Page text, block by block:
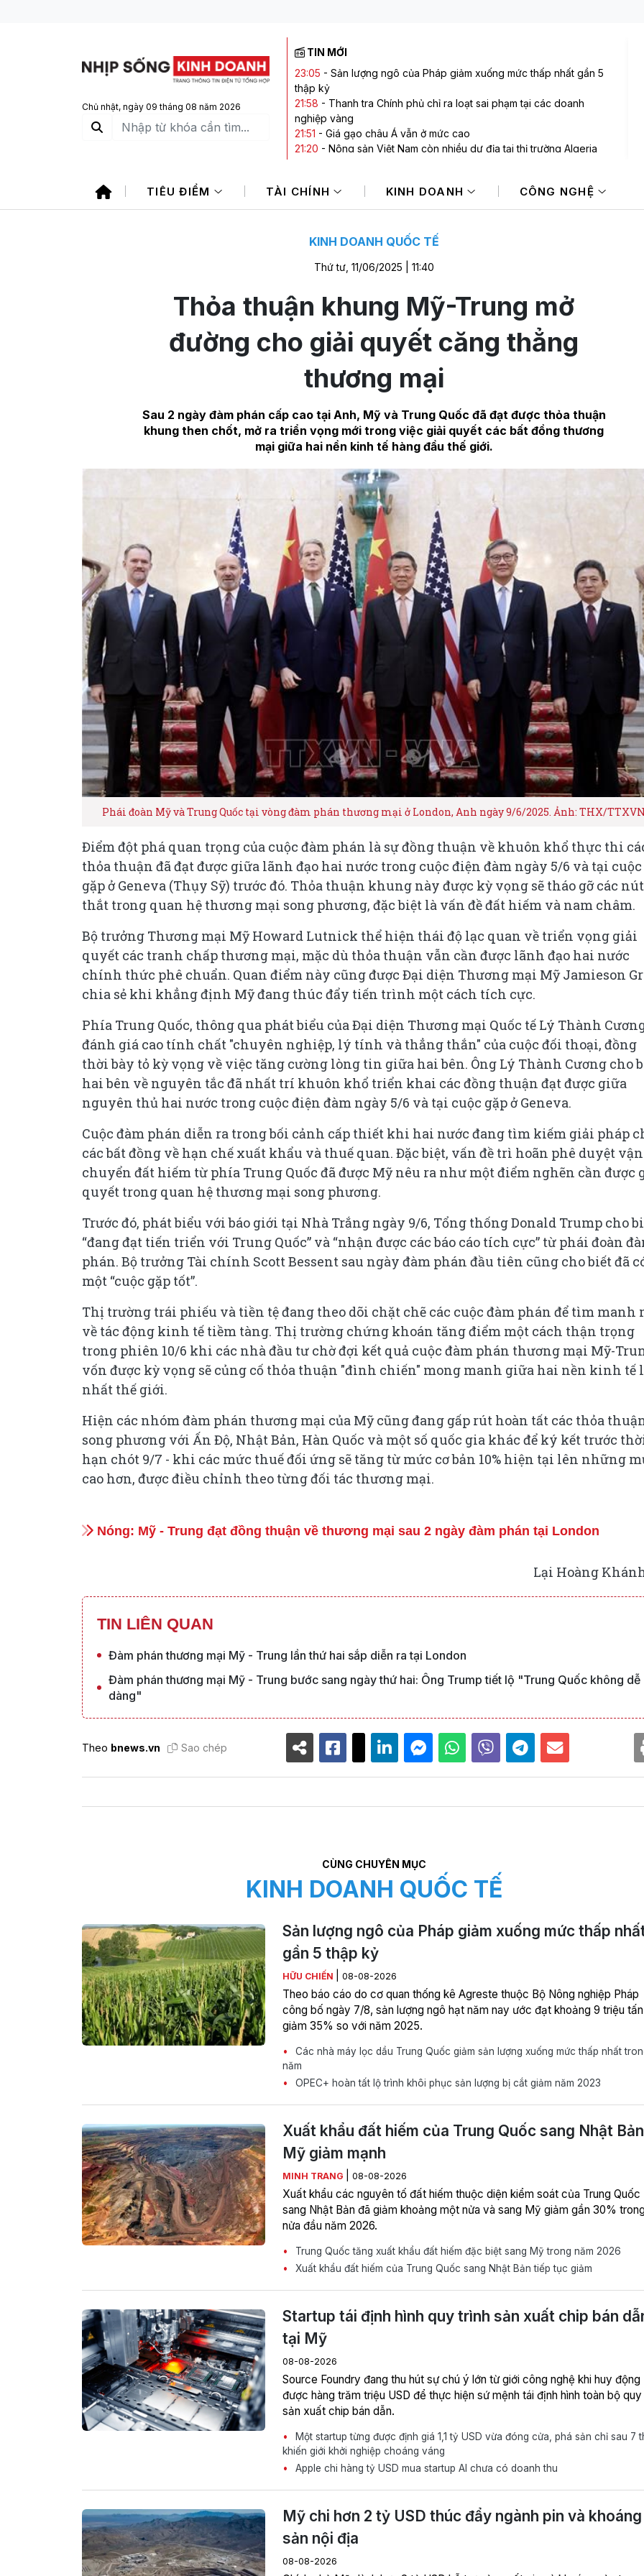
Chủ nhật, ngày 09 tháng 08 năm 2026
TIN MỚI
23:05 - Sản lượng ngô của Pháp giảm xuống mức thấp nhất gần 5
thập kỷ
21:58 - Thanh tra Chính phủ chỉ ra loạt sai phạm tại các doanh
nghiệp vàng
21:51 - Giá gạo châu Á vẫn ở mức cao
21:20 - Nông sản Việt Nam còn nhiều dư địa tại thị trường Algeria
19:25- BAF và áp lực huy động vốn trong bối cảnh lợi nhuận đi lùi
TIÊU ĐIỂM TÀI CHÍNH KINH DOANH CÔNG NGHỆ
KINH DOANH QUỐC TẾ
Thứ tư, 11/06/2025 | 11:40
Thỏa thuận khung Mỹ-Trung mở
đường cho giải quyết căng thẳng
thương mại
Sau 2 ngày đàm phán cấp cao tại Anh, Mỹ và Trung Quốc đã đạt được thỏa thuận
khung then chốt, mở ra triển vọng mới trong việc giải quyết các bất đồng thương
mại giữa hai nền kinh tế hàng đầu thế giới.
Phái đoàn Mỹ và Trung Quốc tại vòng đàm phán thương mại ở London, Anh ngày 9/6/2025. Ảnh: THX/
Điểm đột phá quan trọng của cuộc đàm phán là sự đồng thuận về khuôn khổ thực thi
thỏa thuận đã đạt được giữa lãnh đạo hai nước trong cuộc điện đàm ngày 5/6 và tại cuộc
gặp ở Geneva (Thụy Sỹ) trước đó. Thỏa thuận khung này được kỳ vọng sẽ tháo gỡ các nút
thắt trong quan hệ thương mại song phương, đặc biệt là vấn đề đất hiếm và nam châm.
Bộ trưởng Thương mại Mỹ Howard Lutnick thể hiện thái độ lạc quan về triển vọng giải
quyết các tranh chấp thương mại, mặc dù thỏa thuận vẫn cần được lãnh đạo hai nước
chính thức phê chuẩn. Quan điểm này cũng được Đại diện Thương mại Mỹ Jamieson
chia sẻ khi khẳng định Mỹ đang thúc đẩy tiến trình một cách tích cực.
Phía Trung Quốc, thông qua phát biểu của Đại diện Thương mại Quốc tế Lý Thành
đánh giá cao tính chất "chuyên nghiệp, lý tính và thẳng thắn" của cuộc đối thoại, đồng
thời bày tỏ kỳ vọng về việc tăng cường lòng tin giữa hai bên. Ông Lý Thành Cương cho
hai bên về nguyên tắc đã nhất trí khuôn khổ triển khai các đồng thuận đạt được giữa
nguyên thủ hai nước trong cuộc điện đàm ngày 5/6 và tại cuộc gặp ở Geneva.
Cuộc đàm phán diễn ra trong bối cảnh cấp thiết khi hai nước đang tìm kiếm giải pháp
các bất đồng về hạn chế xuất khẩu và thuế quan. Đặc biệt, vấn đề trì hoãn phê duyệt vận
chuyển đất hiếm từ phía Trung Quốc đã được Mỹ nêu ra như một điểm nghẽn cần được
quyết trong quan hệ thương mại song phương.
Trước đó, phát biểu với báo giới tại Nhà Trắng ngày 9/6, Tổng thống Donald Trump cho
“đang đạt tiến triển với Trung Quốc” và “nhận được các báo cáo tích cực” từ phái đoàn
phán. Bộ trưởng Tài chính Scott Bessent sau ngày đàm phán đầu tiên cũng cho biết đã
một “cuộc gặp tốt”.
Thị trường trái phiếu và tiền tệ đang theo dõi chặt chẽ các cuộc đàm phán để tìm manh
về tác động kinh tế tiềm tàng. Thị trường chứng khoán tăng điểm một cách thận trọng
trong phiên 10/6 khi các nhà đầu tư chờ đợi kết quả cuộc đàm phán thương mại Mỹ-
vốn được kỳ vọng sẽ củng cố thỏa thuận "đình chiến" mong manh giữa hai nền kinh tế
nhất thế giới.
Hiện các nhóm đàm phán thương mại của Mỹ cũng đang gấp rút hoàn tất các thỏa
song phương với Ấn Độ, Nhật Bản, Hàn Quốc và một số quốc gia khác để ký kết trước
hạn chót 9/7 - khi các mức thuế đối ứng sẽ tăng từ mức cơ bản 10% hiện tại lên những
cao hơn, được điều chỉnh theo từng đối tác thương mại.
Nóng: Mỹ - Trung đạt đồng thuận về thương mại sau 2 ngày đàm phán tại London
Lại Hoàng
TIN LIÊN QUAN
Đàm phán thương mại Mỹ - Trung lần thứ hai sắp diễn ra tại London
Đàm phán thương mại Mỹ - Trung bước sang ngày thứ hai: Ông Trump tiết lộ "Trung Quốc không dễ
dàng"
Theo bnews.vn Sao chép
CÙNG CHUYÊN MỤC
KINH DOANH QUỐC TẾ
Sản lượng ngô của Pháp giảm xuống mức thấp
gần 5 thập kỷ
HỮU CHIẾN 08-08-2026
Theo báo cáo do cơ quan thống kê Agreste thuộc Bộ Nông nghiệp Pháp
công bố ngày 7/8, sản lượng ngô hạt năm nay ước đạt khoảng 9 triệu
giảm 35% so với năm 2025.
Các nhà máy lọc dầu Trung Quốc giảm sản lượng xuống mức thấp nhất
năm
OPEC+ hoàn tất lộ trình khôi phục sản lượng bị cắt giảm năm 2023
Xuất khẩu đất hiếm của Trung Quốc sang Nhật
Mỹ giảm mạnh
MINH TRANG 08-08-2026
Xuất khẩu các nguyên tố đất hiếm thuộc diện kiểm soát của Trung Quốc
sang Nhật Bản đã giảm khoảng một nửa và sang Mỹ giảm gần 30%
nửa đầu năm 2026.
Trung Quốc tăng xuất khẩu đất hiếm đặc biệt sang Mỹ trong năm 2026
Xuất khẩu đất hiếm của Trung Quốc sang Nhật Bản tiếp tục giảm
Startup tái định hình quy trình sản xuất chip bán
tại Mỹ
08-08-2026
Source Foundry đang thu hút sự chú ý lớn từ giới công nghệ khi huy động
được hàng trăm triệu USD để thực hiện sứ mệnh tái định hình toàn bộ quy
sản xuất chip bán dẫn.
Một startup từng được định giá 1,1 tỷ USD vừa đóng cửa, phá sản chỉ sau 7
khiến giới khởi nghiệp choáng váng
Apple chi hàng tỷ USD mua startup AI chưa có doanh thu
Mỹ chi hơn 2 tỷ USD thúc đẩy ngành pin và khoáng
sản nội địa
08-08-2026